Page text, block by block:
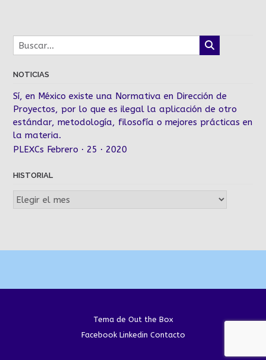
NOTICIAS
Sí, en México existe una Normativa en Dirección de
Proyectos, por lo que es ilegal la aplicación de otro
estándar, metodología, filosofía o mejores prácticas en
la materia.
PLEXCs Febrero · 25 · 2020
HISTORIAL
Historial
Tema de Out the Box
Facebook Linkedin Contacto